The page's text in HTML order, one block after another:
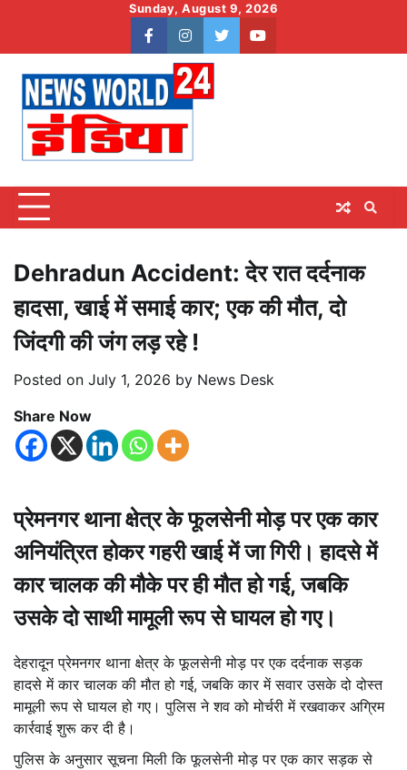
content
Sunday, August 9, 2026
facebookinstagram
twitteryoutube
Dehradun Accident: देर रात दर्दनाक
हादसा, खाई में समाई कार; एक की मौत, दो
जिंदगी की जंग लड़ रहे !
Posted on July 1, 2026 by News Desk
Share Now
प्रेमनगर थाना क्षेत्र के फूलसेनी मोड़ पर एक कार
अनियंत्रित होकर गहरी खाई में जा गिरी। हादसे में
कार चालक की मौके पर ही मौत हो गई, जबकि
उसके दो साथी मामूली रूप से घायल हो गए।
देहरादून प्रेमनगर थाना क्षेत्र के फूलसेनी मोड़ पर एक दर्दनाक सड़क
हादसे में कार चालक की मौत हो गई, जबकि कार में सवार उसके दो दोस्त
मामूली रूप से घायल हो गए। पुलिस ने शव को मोर्चरी में रखवाकर अग्रिम
कार्रवाई शुरू कर दी है।
पुलिस के अनुसार सूचना मिली कि फूलसेनी मोड़ पर एक कार सड़क से